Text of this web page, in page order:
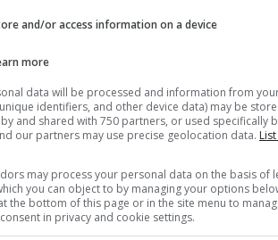
and/or access information on a device
more
data will be processed and information from
identifiers, and other device data) may be
and shared with 750 partners, or used specifically
our partners may use precise geolocation data.
may process your personal data on the basis of
you can object to by managing your options
the bottom of this page or in the site menu to
in privacy and cookie settings.